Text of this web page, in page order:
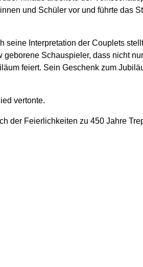
und Schüler vor und führte das
seine Interpretation der Couplets
Schauspieler, dass nicht
feiert. Sein Geschenk zum
vertonte.
der Feierlichkeiten zu 450 Jahre